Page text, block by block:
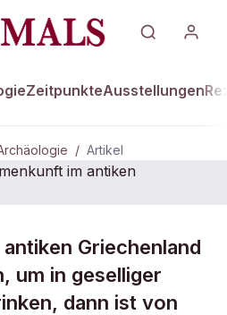
ZeitpunkteAusstellungen
/ Artikel
im
Griechenland
um in geselliger
dann ist von